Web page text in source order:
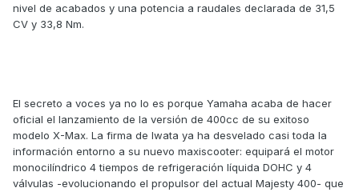
nivel de acabados y una potencia a raudales declarada de 31,5
CV y 33,8 Nm.
El secreto a voces ya no lo es porque Yamaha acaba de hacer
oficial el lanzamiento de la versión de 400cc de su exitoso
modelo X-Max. La firma de Iwata ya ha desvelado casi toda la
información entorno a su nuevo maxiscooter: equipará el motor
monocilíndrico 4 tiempos de refrigeración líquida DOHC y 4
válvulas -evolucionando el propulsor del actual Majesty 400- que